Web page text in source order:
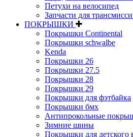
Петухи на велосипед
Запчасти для
ПОКРЫШКИ
Покрышки Continental
Покрышки schwalbe
Kenda
Покрышки 26
Покрышки 27.5
Покрышки 28
Покрышки 29
Покрышки для фэтбайка
Покрышки бмх
Антипрокольные
Зимние шины
Покрышки для детского